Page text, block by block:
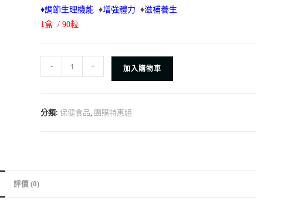
♦調節生理機能 ♦增強體力 ♦滋補養生
1盒 / 90粒
- + 加入購物車
分類:保健食品, 團購特惠組
評價 (0)